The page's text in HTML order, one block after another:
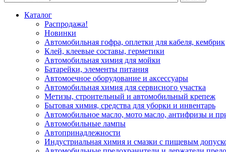
Каталог
Распродажа!
Новинки
Автомобильная гофра, оплетки для кабеля, кембрик
Клей, клеевые составы, герметики
Автомобильная химия для мойки
Батарейки, элементы питания
Автомоечное оборудование и аксессуары
Автомобильная химия для сервисного участка
Метизы, строительный и автомобильный крепеж
Бытовая химия, средства для уборки и инвентарь
Автомобильное масло, мото масло, антифризы и
Автомобильные лампы
Автопринадлежности
Индустриальная химия и смазки с пищевым